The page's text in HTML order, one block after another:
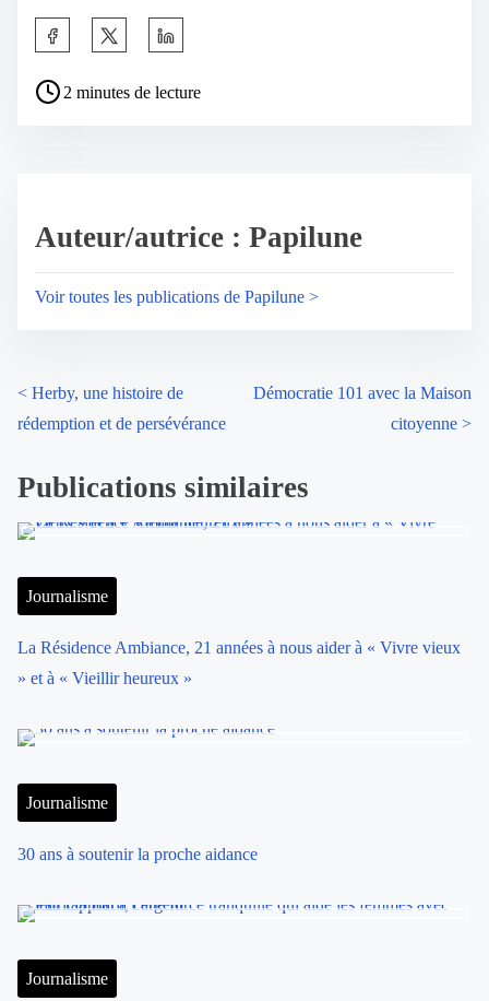
2 minutes de lecture
Auteur/autrice : Papilune
Voir toutes les publications de Papilune >
< Herby, une histoire de
rédemption et de persévérance
Démocratie 101 avec la Maison
citoyenne >
Publications similaires
Journalisme
La Résidence Ambiance, 21 années à nous aider à « Vivre vieux
» et à « Vieillir heureux »
Journalisme
30 ans à soutenir la proche aidance
Journalisme